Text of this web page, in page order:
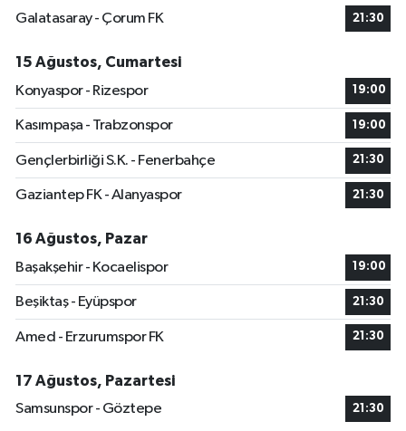
Galatasaray - Çorum FK
21:30
15 Ağustos, Cumartesi
Konyaspor - Rizespor
19:00
Kasımpaşa - Trabzonspor 19:00
Gençlerbirliği S.K. - Fenerbahçe 21:30
Gaziantep FK - Alanyaspor 21:30
16 Ağustos, Pazar
Başakşehir - Kocaelispor
19:00
Beşiktaş - Eyüpspor 21:30
Amed - Erzurumspor FK 21:30
17 Ağustos, Pazartesi
Samsunspor - Göztepe
21:30